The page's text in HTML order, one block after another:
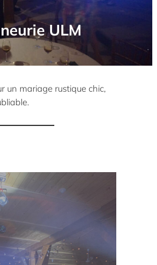
ULM
un mariage rustique chic,